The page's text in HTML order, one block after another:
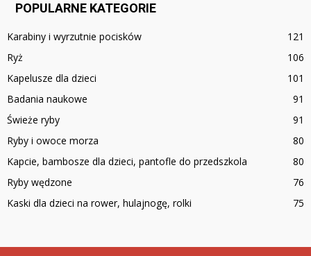
POPULARNE KATEGORIE
Karabiny i wyrzutnie pocisków
121
Ryż
106
Kapelusze dla dzieci
101
Badania naukowe
91
Świeże ryby
91
Ryby i owoce morza
80
Kapcie, bambosze dla dzieci, pantofle do przedszkola
80
Ryby wędzone
76
Kaski dla dzieci na rower, hulajnogę, rolki
75